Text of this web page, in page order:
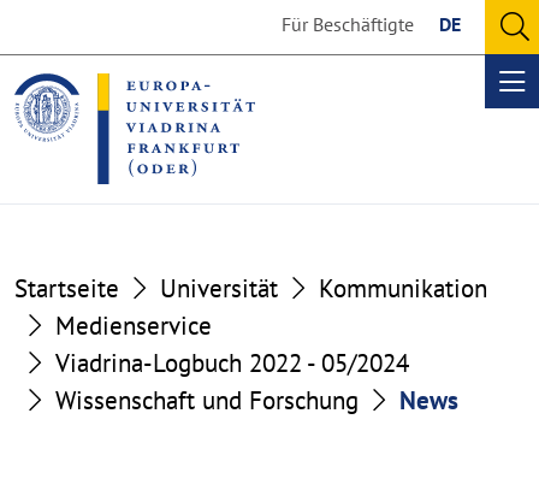
the
content
section
the
footer
section
Für Beschäftigte DE
Startseite Universität
Kommunikation
Medienservice
Viadrina-Logbuch 2022 - 05/2024
Wissenschaft und Forschung
News